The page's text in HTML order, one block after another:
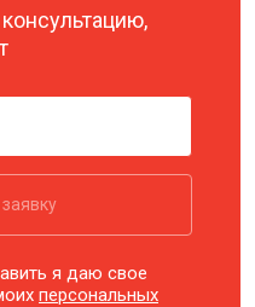
я даю свое
персональных